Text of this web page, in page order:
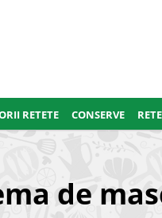
RETETE CONSERVE
de